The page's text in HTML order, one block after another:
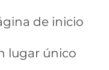
de inicio
lugar único